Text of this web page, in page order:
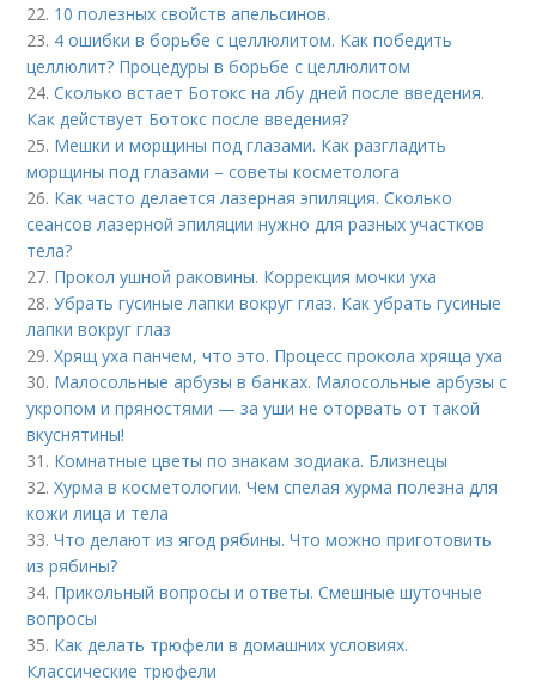
22. 10 полезных свойств апельсинов.
23. 4 ошибки в борьбе с целлюлитом. Как победить
целлюлит? Процедуры в борьбе с целлюлитом
24.Сколько встает Ботокс на лбу дней после введения.
Как действует Ботокс после введения?
25. Мешки и морщины под глазами. Как разгладить
морщины под глазами – советы косметолога
26. Как часто делается лазерная эпиляция. Сколько
сеансов лазерной эпиляции нужно для разных участков
тела?
27. Прокол ушной раковины. Коррекция мочки уха
28.Убрать гусиные лапки вокруг глаз. Как убрать гусиные
лапки вокруг глаз
29.Хрящ уха панчем, что это. Процесс прокола хряща уха
30. Малосольные арбузы в банках. Малосольные арбузы с
укропом и пряностями — за уши не оторвать от такой
вкуснятины!
31. Комнатные цветы по знакам зодиака. Близнецы
32.Хурма в косметологии. Чем спелая хурма полезна для
кожи лица и тела
33.Что делают из ягод рябины. Что можно приготовить
из рябины?
34. Прикольный вопросы и ответы. Смешные шуточные
вопросы
35. Как делать трюфели в домашних условиях.
Классические трюфели